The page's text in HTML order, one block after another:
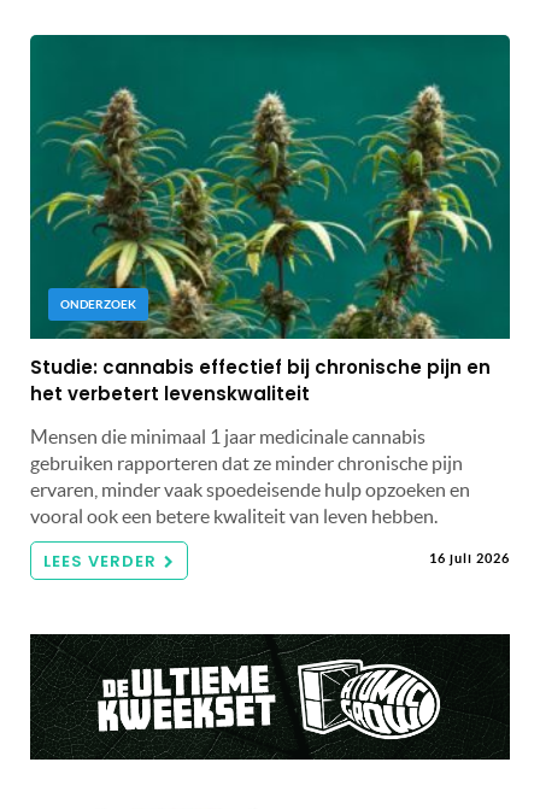
ONDERZOEK
Studie: cannabis effectief bij chronische pijn en
het verbetert levenskwaliteit
Mensen die minimaal 1 jaar medicinale cannabis
gebruiken rapporteren dat ze minder chronische pijn
ervaren, minder vaak spoedeisende hulp opzoeken en
vooral ook een betere kwaliteit van leven hebben.
LEES VERDER 16 juli 2026